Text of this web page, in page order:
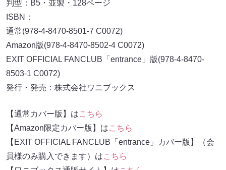
判型：B5・並製・128ページ
ISBN：
通常(978-4-8470-8501-7 C0072)
Amazon版(978-4-8470-8502-4 C0072)
EXIT OFFICIAL FANCLUB「entrance」版(978-4-8470-
8503-1 C0072)
発⾏・発売：株式会社ワニブックス
【通常カバー版】はこちら
【Amazon限定カバー版】はこちら
【EXIT OFFICIAL FANCLUB「entrance」カバー版】（会
員様のみ購⼊できます）はこちら